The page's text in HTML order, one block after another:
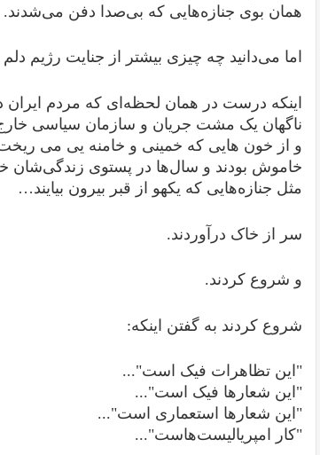
همان بوی جنازه‌هایی که بی‌صدا دفن می‌شدند.
اما می‌دانید چه چیزی بیشتر از جنایت رژیم
اینکه درست در همان لحظه‌ای که مردم ایران
ناگهان یک مشت جریان و سازمان سیاسی
و از خون هایی که خمینی و خامنه یی می
خاموش بودند و سال‌ها در پستوی زندگی‌شان
مثل جنازه‌هایی که یکهو از قبر بیرون بیایند…
سر از خاک درآوردند.
و شروع کردند.
شروع کردند به گفتن اینکه:
"این تظاهرات فیک است"...
"این شعارها فیک است"...
"این شعارها استعماری است"...
"کار امپریالیست‌هاست"...